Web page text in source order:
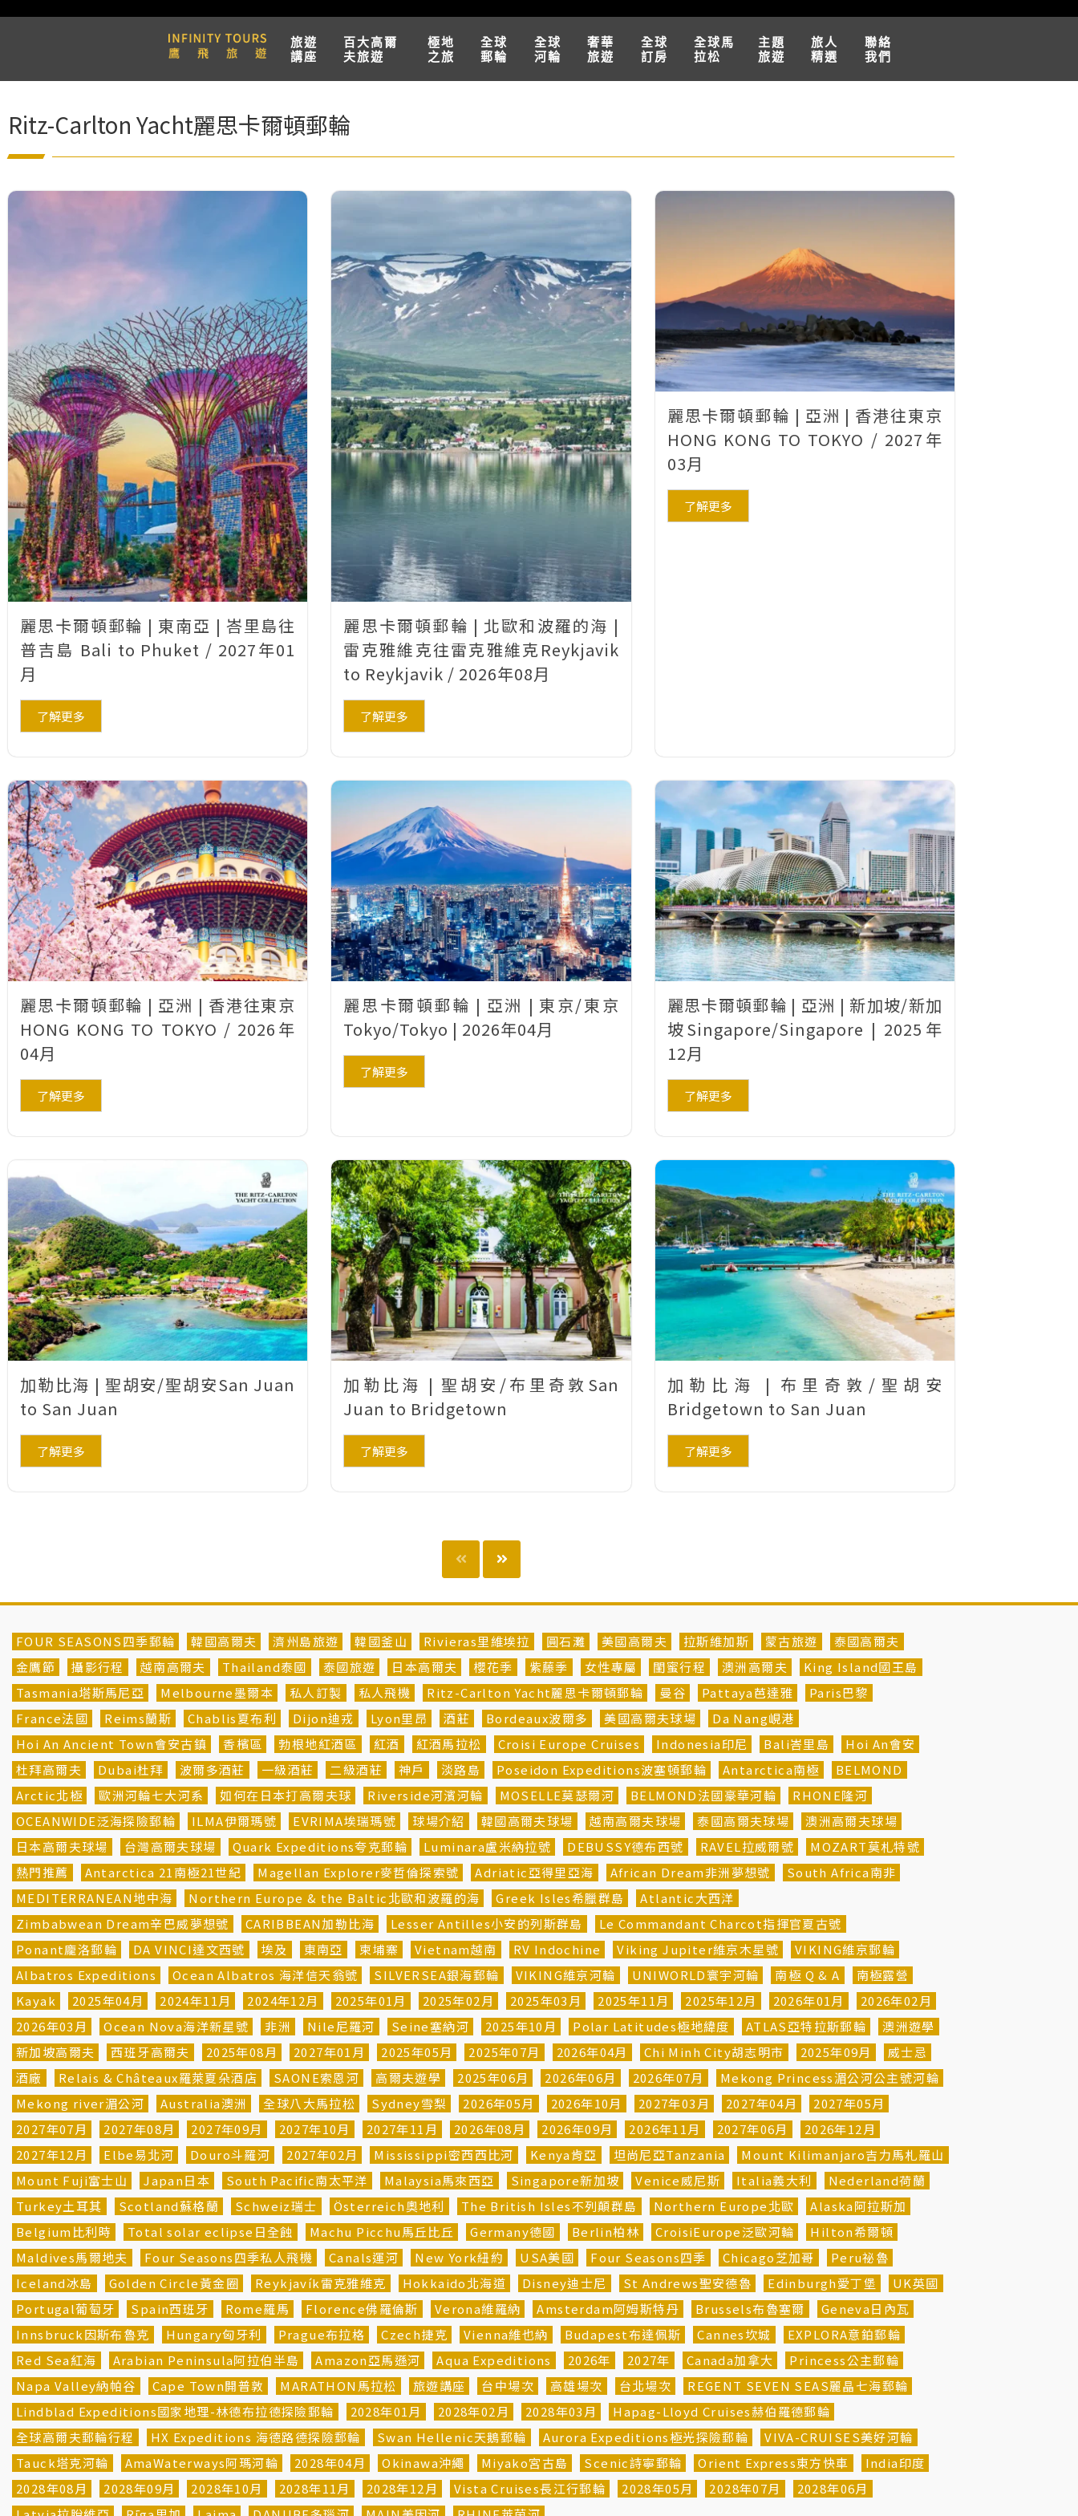
旅遊
講座
百大高爾
夫旅遊
極地
之旅
全球
郵輪
全球
河輪
奢華
旅遊
全球
訂房
全球馬
拉松
主題
旅遊
旅人
精選
聯絡
我們
Ritz-Carlton Yacht麗思卡爾頓郵輪
麗思卡爾頓郵輪 | 東南亞 | 峇里島往
普吉島 Bali to Phuket / 2027年01
月
了解更多
麗思卡爾頓郵輪 | 北歐和波羅的海 |
雷克雅維克往雷克雅維克Reykjavik
to Reykjavik / 2026年08月
了解更多
麗思卡爾頓郵輪 | 亞洲 | 香港往東京
HONG KONG TO TOKYO / 2027年
03月
了解更多
麗思卡爾頓郵輪 | 亞洲 | 香港往東京
HONG KONG TO TOKYO / 2026年
04月
了解更多
麗思卡爾頓郵輪 | 亞洲 | 東京/東京
Tokyo/Tokyo | 2026年04月
了解更多
麗思卡爾頓郵輪 | 亞洲 | 新加坡/新加
坡Singapore/Singapore | 2025年
12月
了解更多
加勒比海 | 聖胡安/聖胡安San Juan
to San Juan
了解更多
加勒比海 | 聖胡安/布里奇敦San
Juan to Bridgetown
了解更多
加勒比海 | 布里奇敦/聖胡安
Bridgetown to San Juan
了解更多
FOUR SEASONS四季郵輪 韓國高爾夫 濟州島旅遊 韓國釜山 Rivieras里維埃拉 圓石灘 美國高爾夫 拉斯維加斯 蒙古旅遊
泰國高爾夫
金鷹節
攝影行程 越南高爾夫 Thailand泰國 泰國旅遊 日本高爾夫 櫻花季 紫藤季 女性專屬 閨蜜行程 澳洲高爾夫
King Island國王島
Tasmania塔斯馬尼亞
Melbourne墨爾本 私人訂製 私人飛機 Ritz-Carlton Yacht麗思卡爾頓郵輪 曼谷 Pattaya芭達雅
Paris巴黎
France法國
Reims蘭斯 Chablis夏布利 Dijon迪戎 Lyon里昂 酒莊 Bordeaux波爾多 美國高爾夫球場
Da Nang峴港
Hoi An Ancient Town會安古鎮
香檳區 勃根地紅酒區 紅酒 紅酒馬拉松 Croisi Europe Cruises Indonesia印尼 Bali峇里島
Hoi An會安
杜拜高爾夫
Dubai杜拜 波爾多酒莊 一級酒莊 二級酒莊 神戶 淡路島 Poseidon Expeditions波塞頓郵輪 Antarctica南極
BELMOND
Arctic北極
歐洲河輪七大河系 如何在日本打高爾夫球 Riverside河濱河輪 MOSELLE莫瑟爾河 BELMOND法國豪華河輪
RHONE隆河
OCEANWIDE泛海探險郵輪
ILMA伊爾瑪號 EVRIMA埃瑞瑪號 球場介紹 韓國高爾夫球場 越南高爾夫球場 泰國高爾夫球場
澳洲高爾夫球場
日本高爾夫球場
台灣高爾夫球場 Quark Expeditions夸克郵輪 Luminara盧米納拉號 DEBUSSY德布西號 RAVEL拉威爾號
MOZART莫札特號
熱門推薦
Antarctica 21南極21世紀 Magellan Explorer麥哲倫探索號 Adriatic亞得里亞海 African Dream非洲夢想號
South Africa南非
MEDITERRANEAN地中海
Northern Europe & the Baltic北歐和波羅的海 Greek Isles希臘群島
Atlantic大西洋
Zimbabwean Dream辛巴威夢想號
CARIBBEAN加勒比海 Lesser Antilles小安的列斯群島
Le Commandant Charcot指揮官夏古號
Ponant龐洛郵輪
DA VINCI達文西號 埃及 東南亞 柬埔寨 Vietnam越南 RV Indochine Viking Jupiter維京木星號
VIKING維京郵輪
Albatros Expeditions
Ocean Albatros 海洋信天翁號 SILVERSEA銀海郵輪 VIKING維京河輪 UNIWORLD寰宇河輪 南極 Q & A
南極露營
Kayak
2025年04月 2024年11月 2024年12月 2025年01月 2025年02月 2025年03月 2025年11月 2025年12月 2026年01月
2026年02月
2026年03月
Ocean Nova海洋新星號 非洲 Nile尼羅河 Seine塞納河 2025年10月 Polar Latitudes極地緯度 ATLAS亞特拉斯郵輪
澳洲遊學
新加坡高爾夫
西班牙高爾夫 2025年08月 2027年01月 2025年05月 2025年07月 2026年04月 Chi Minh City胡志明市 2025年09月
威士忌
酒廠
Relais & Châteaux羅萊夏朵酒店 SAONE索恩河 高爾夫遊學 2025年06月 2026年06月 2026年07月
Mekong Princess湄公河公主號河輪
Mekong river湄公河
Australia澳洲 全球八大馬拉松 Sydney雪梨 2026年05月 2026年10月 2027年03月 2027年04月
2027年05月
2027年07月
2027年08月 2027年09月 2027年10月 2027年11月 2026年08月 2026年09月 2026年11月 2027年06月
2026年12月
2027年12月
Elbe易北河 Douro斗羅河 2027年02月 Mississippi密西西比河 Kenya肯亞 坦尚尼亞Tanzania
Mount Kilimanjaro吉力馬札羅山
Mount Fuji富士山
Japan日本 South Pacific南太平洋 Malaysia馬來西亞 Singapore新加坡 Venice威尼斯 Italia義大利
Nederland荷蘭
Turkey土耳其
Scotland蘇格蘭 Schweiz瑞士 Österreich奧地利 The British Isles不列顛群島 Northern Europe北歐
Alaska阿拉斯加
Belgium比利時
Total solar eclipse日全蝕 Machu Picchu馬丘比丘 Germany德國 Berlin柏林 CroisiEurope泛歐河輪
Hilton希爾頓
Maldives馬爾地夫
Four Seasons四季私人飛機 Canals運河 New York紐約 USA美國 Four Seasons四季 Chicago芝加哥
Peru祕魯
Iceland冰島
Golden Circle黃金圈 Reykjavík雷克雅維克 Hokkaido北海道 Disney迪士尼 St Andrews聖安德魯 Edinburgh愛丁堡
UK英國
Portugal葡萄牙
Spain西班牙 Rome羅馬 Florence佛羅倫斯 Verona維羅納 Amsterdam阿姆斯特丹 Brussels布魯塞爾
Geneva日內瓦
Innsbruck因斯布魯克
Hungary匈牙利 Prague布拉格 Czech捷克 Vienna維也納 Budapest布達佩斯 Cannes坎城
EXPLORA意鉑郵輪
Red Sea紅海
Arabian Peninsula阿拉伯半島 Amazon亞馬遜河 Aqua Expeditions 2026年 2027年 Canada加拿大
Princess公主郵輪
Napa Valley納帕谷
Cape Town開普敦 MARATHON馬拉松 旅遊講座 台中場次 高雄場次 台北場次
REGENT SEVEN SEAS麗晶七海郵輪
Lindblad Expeditions國家地理-林德布拉德探險郵輪
2028年01月 2028年02月 2028年03月
Hapag-Lloyd Cruises赫伯羅德郵輪
全球高爾夫郵輪行程
HX Expeditions 海德路德探險郵輪 Swan Hellenic天鵝郵輪 Aurora Expeditions極光探險郵輪
VIVA-CRUISES美好河輪
Tauck塔克河輪
AmaWaterways阿瑪河輪 2028年04月 Okinawa沖繩 Miyako宮古島 Scenic詩寧郵輪 Orient Express東方快車
India印度
2028年08月
2028年09月 2028年10月 2028年11月 2028年12月 Vista Cruises長江行郵輪 2028年05月 2028年07月
2028年06月